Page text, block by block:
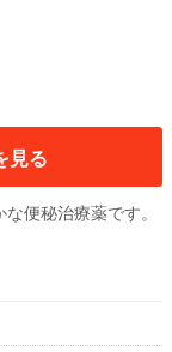
見る
便秘治療薬です。